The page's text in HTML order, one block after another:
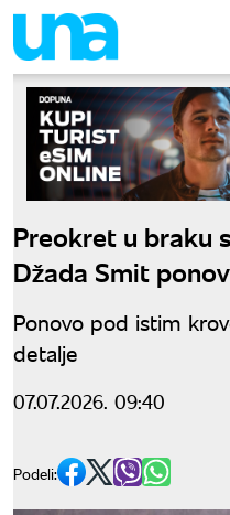
Preokret u braku
Džada Smit
Ponovo pod istim
detalje
07.07.2026. 09:40
Podeli: